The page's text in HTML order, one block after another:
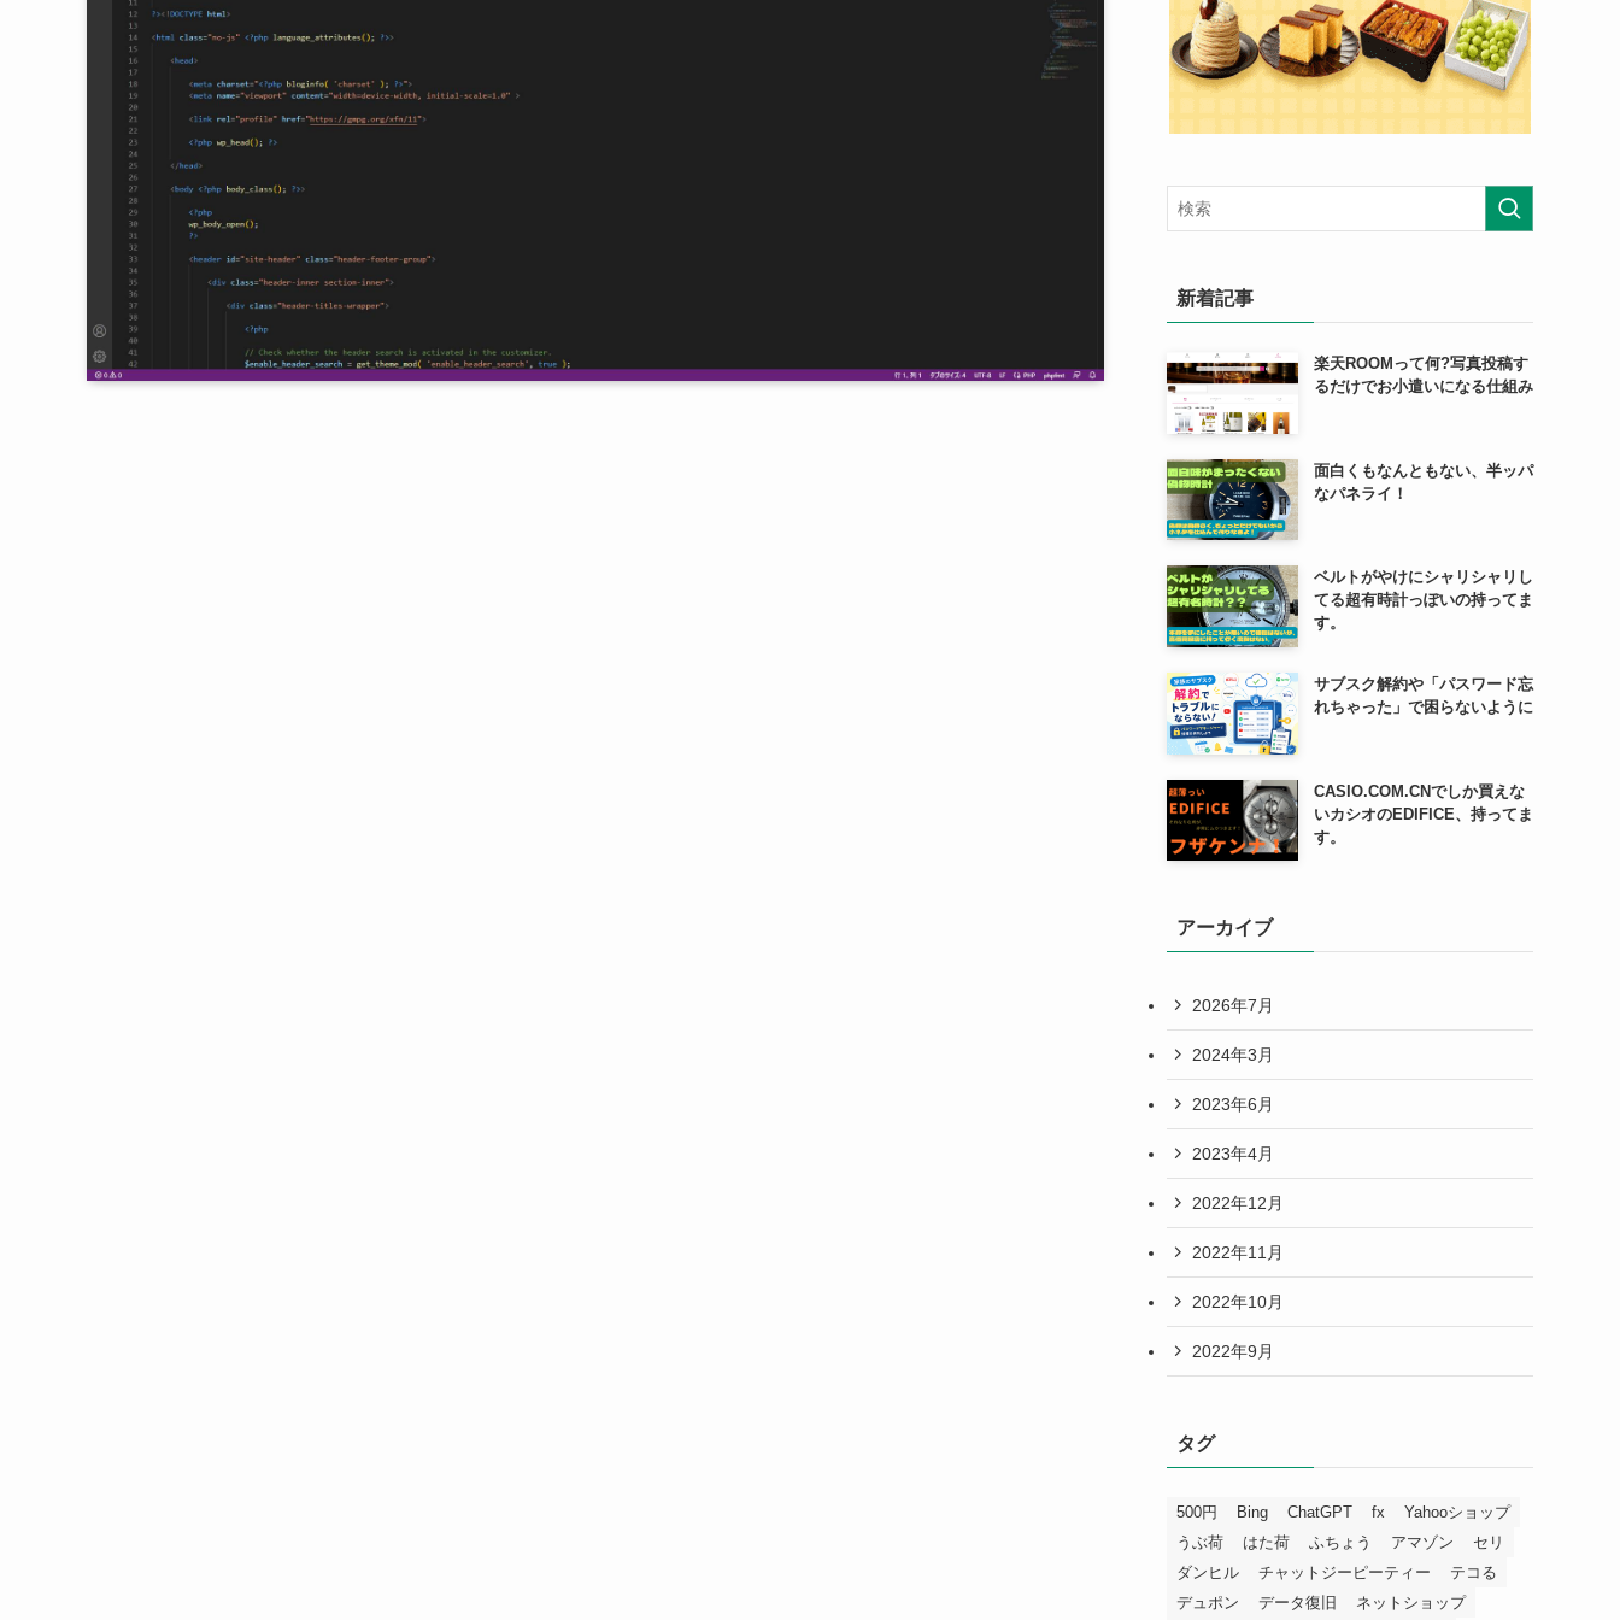
新着記事
楽天ROOMって何?写真投稿す
るだけでお小遣いになる仕組み
面白くもなんともない、半ッパ
なパネライ！
ベルトがやけにシャリシャリし
てる超有時計っぽいの持ってま
す。
サブスク解約や「パスワード忘
れちゃった」で困らないように
CASIO.COM.CNでしか買えな
いカシオのEDIFICE、持ってま
す。
アーカイブ
2026年7月
2024年3月
2023年6月
2023年4月
2022年12月
2022年11月
2022年10月
2022年9月
タグ
500円 Bing ChatGPT fx
Yahooショップ
うぶ荷
はた荷 ふちょう アマゾン
セリ
ダンヒル
チャットジーピーティー
テコる
デュポン
データ復旧 ネットショップ